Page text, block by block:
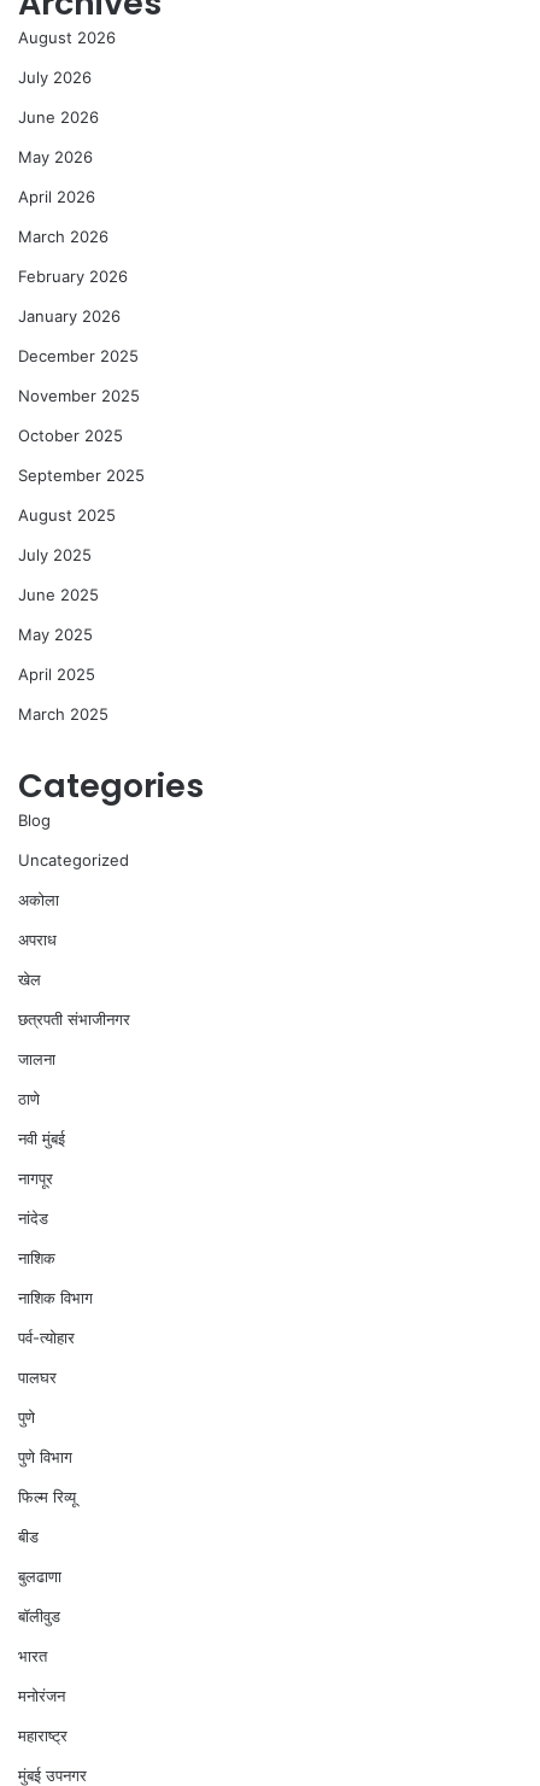
August 2026
July 2026
June 2026
May 2026
April 2026
March 2026
February 2026
January 2026
December 2025
November 2025
October 2025
September 2025
August 2025
July 2025
June 2025
May 2025
April 2025
March 2025
Categories
Blog
Uncategorized
अकोला
अपराध
खेल
छत्रपती संभाजीनगर
जालना
ठाणे
नवी मुंबई
नागपूर
नांदेड
नाशिक
नाशिक विभाग
पर्व-त्योहार
पालघर
पुणे
पुणे विभाग
फिल्म रिव्यू
बीड
बुलढाणा
बॉलीवुड
भारत
मनोरंजन
महाराष्ट्र
मुंबई उपनगर